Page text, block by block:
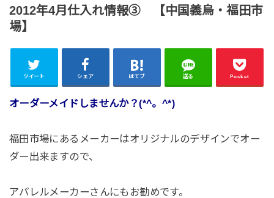
2012年4月仕入れ情報③ 【中国義烏・福田市
場】
ツイート シェア はてブ 送る Pocket
オーダーメイドしませんか？(*^。^*)
福田市場にあるメーカーはオリジナルのデザインでオー
ダー出来ますので、
アパレルメーカーさんにもお勧めです。